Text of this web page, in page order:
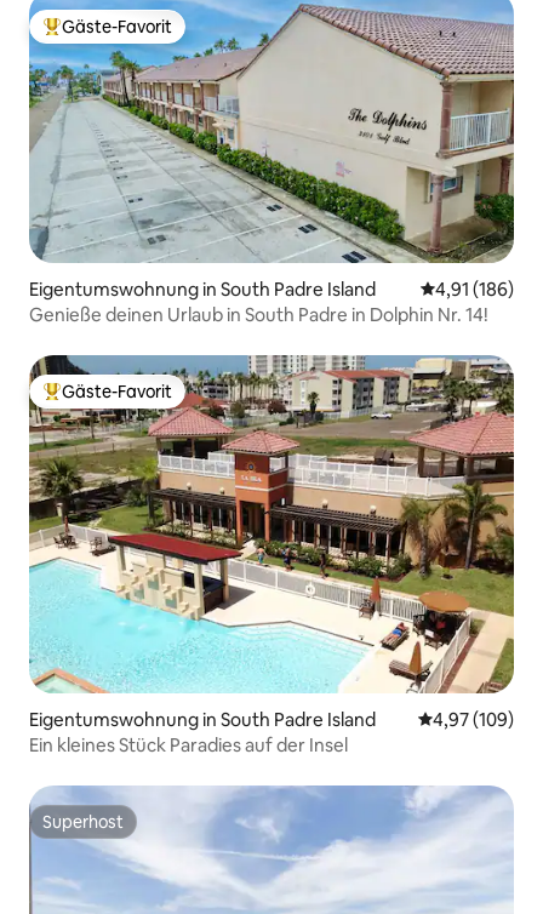
Beliebter Gäste-Favorit.
Gäste-Favorit
Eigentumswohnung in South Padre Island
4,91 (186)
Genieße deinen Urlaub in South Padre in Dolphin Nr. 14!
Beliebter Gäste-Favorit.
Gäste-Favorit
Eigentumswohnung in South Padre Island
4,97 (109)
Ein kleines Stück Paradies auf der Insel
Superhost
Superhost